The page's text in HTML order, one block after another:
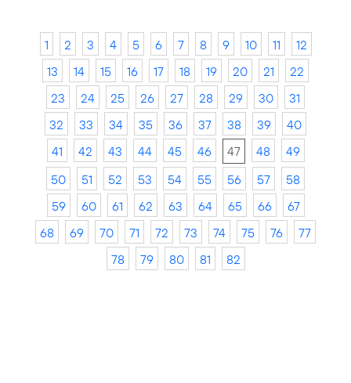
1 2 3 4 5 6 7 8 9 10 11
12
13
14 15 16 17 18 19 20 21
22
23
24 25 26 27 28 29 30
31
32
33 34 35 36 37 38 39
40
41
42 43 44 45 46 47 48
49
50
51 52 53 54 55 56 57
58
59
60 61 62 63 64 65 66
67
68
69 70 71 72 73 74 75 76
77
78
79 80 81 82